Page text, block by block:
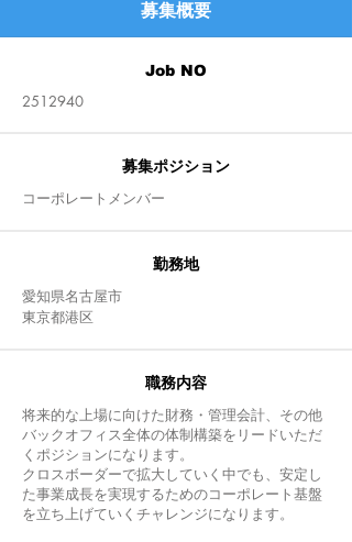
募集概要
Job NO
2512940
募集ポジション
​コーポレートメンバー
​勤務地
愛知県名古屋市
​東京都港区
職務内容
将来的な上場に向けた財務・管理会計、その他
バックオフィス全体の体制構築をリードいただ
くポジションになります。
クロスボーダーで拡大していく中でも、安定し
た事業成長を実現するためのコーポレート基盤
を立ち上げていくチャレンジになります。